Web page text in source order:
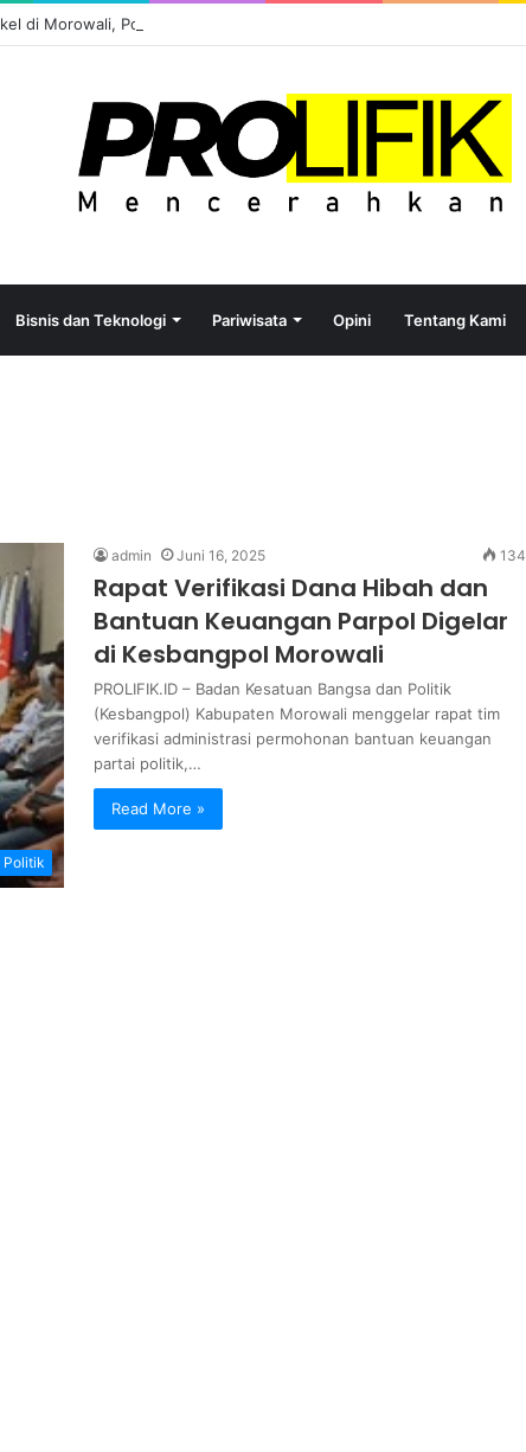
di Morowali, Potensi atau Kutukan Sumber Daya?
Bisnis dan Teknologi Pariwisata Opini Tentang Kami
Politik
admin Juni 16, 2025 134
Rapat Verifikasi Dana Hibah dan
Bantuan Keuangan Parpol Digelar
di Kesbangpol Morowali
PROLIFIK.ID – Badan Kesatuan Bangsa dan Politik
(Kesbangpol) Kabupaten Morowali menggelar rapat tim
verifikasi administrasi permohonan bantuan keuangan
partai politik,…
Read More »